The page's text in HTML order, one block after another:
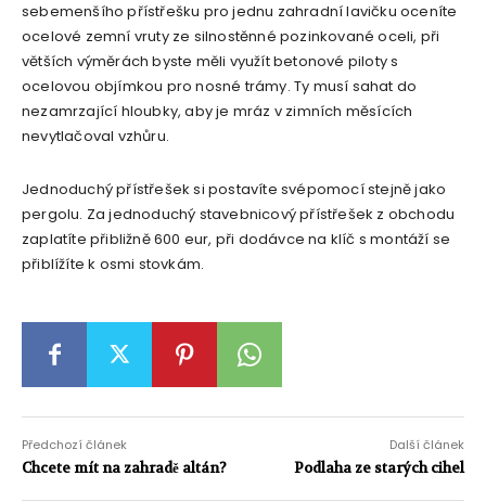
sebemenšího přístřešku pro jednu zahradní lavičku oceníte
ocelové zemní vruty ze silnostěnné pozinkované oceli, při
větších výměrách byste měli využít betonové piloty s
ocelovou objímkou ​​pro nosné trámy. Ty musí sahat do
nezamrzající hloubky, aby je mráz v zimních měsících
nevytlačoval vzhůru.
Jednoduchý přístřešek si postavíte svépomocí stejně jako
pergolu. Za jednoduchý stavebnicový přístřešek z obchodu
zaplatíte přibližně 600 eur, při dodávce na klíč s montáží se
přiblížíte k osmi stovkám.
Předchozí článek
Chcete mít na zahradě altán?
Další článek
Podlaha ze starých cihel